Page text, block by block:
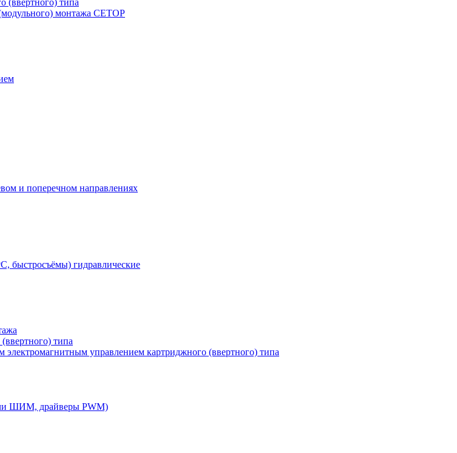
(ввертного) типа
монтажа CETOP
и поперечном направлениях
быстросъёмы) гидравлические
типа
управлением картриджного (ввертного) типа
ШИМ, драйверы PWM)